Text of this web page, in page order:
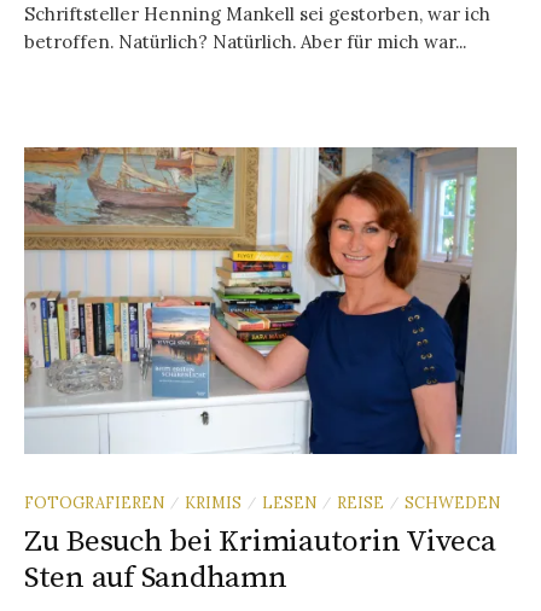
Schriftsteller Henning Mankell sei gestorben, war ich
betroffen. Natürlich? Natürlich. Aber für mich war...
FOTOGRAFIEREN / KRIMIS / LESEN / REISE / SCHWEDEN
Zu Besuch bei Krimiautorin Viveca
Sten auf Sandhamn